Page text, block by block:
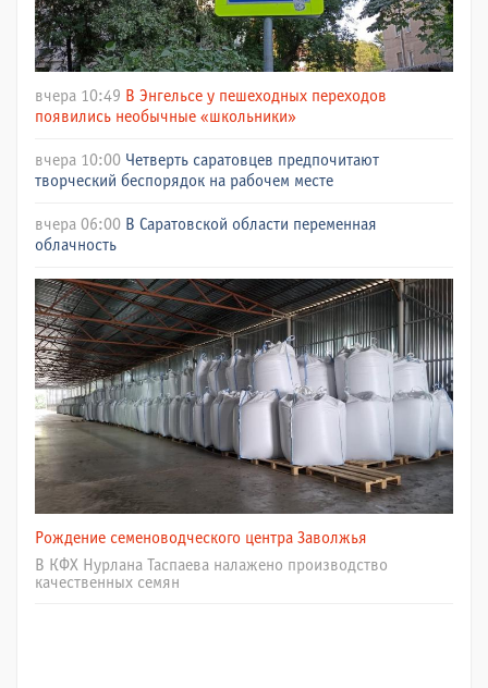
вчера 10:49 В Энгельсе у пешеходных переходов
появились необычные «школьники»
вчера 10:00 Четверть саратовцев предпочитают
творческий беспорядок на рабочем месте
вчера 06:00 В Саратовской области переменная
облачность
Рождение семеноводческого центра Заволжья
В КФХ Нурлана Таспаева налажено производство
качественных семян